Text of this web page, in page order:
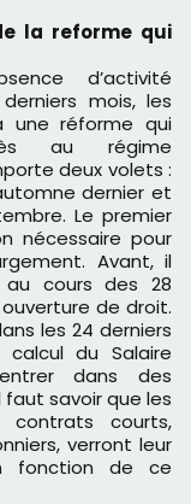
la reforme qui
d’activité
mois, les
une réforme qui
au régime
deux volets :
dernier et
Le premier
nécessaire pour
Avant, il
cours des 28
de droit.
les 24 derniers
du Salaire
dans des
savoir que les
contrats courts,
verront leur
fonction de ce